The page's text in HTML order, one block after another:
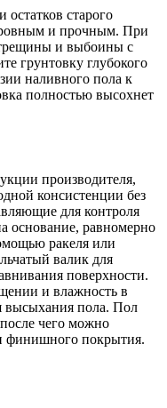
старого
и прочным. При
трещины и выбоины с
грунтовку глубокого
наливного пола к
полностью высохнет
производителя,
консистенции без
для контроля
основание, равномерно
ракеля или
валик для
поверхности.
и влажность в
высыхания пола. Пол
чего можно
финишного покрытия.